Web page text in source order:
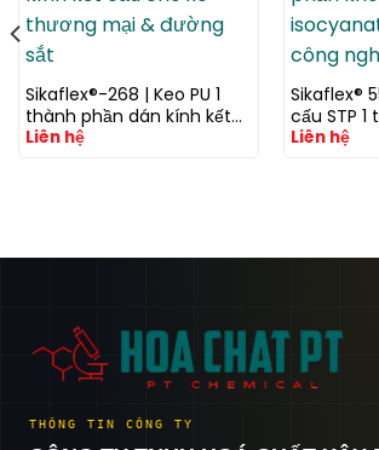
Sikaflex®-268 | Keo PU 1
thành phần dán kính kết
cấu cho xe thương mại &
Liên hệ
Sikaflex®
cấu STP
không
Liên hệ
THÔNG TIN CÔNG TY